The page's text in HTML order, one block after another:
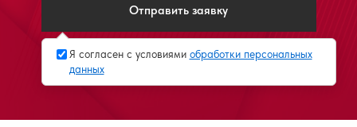
Отправить заявку
Я согласен с условиями обработки персональных
данных